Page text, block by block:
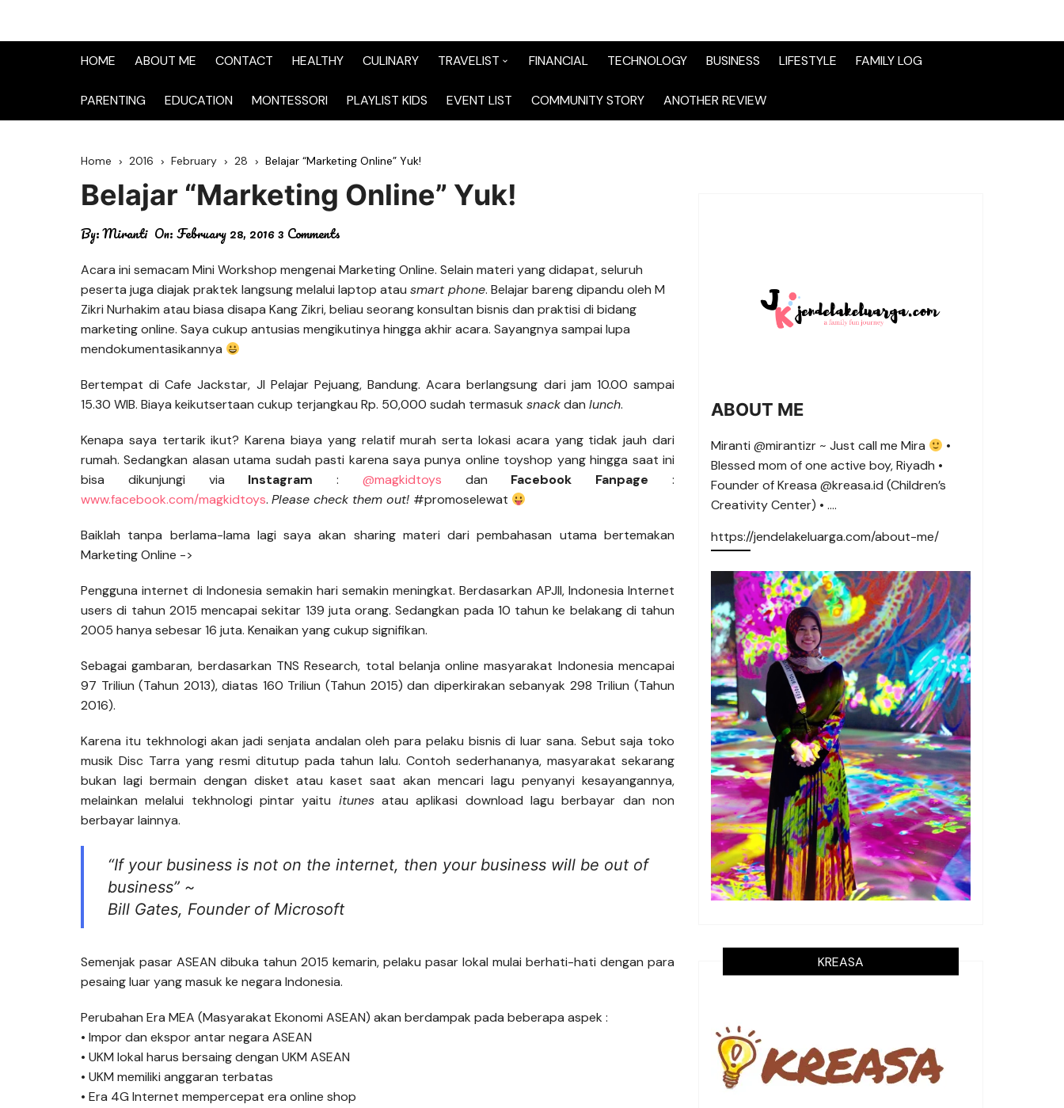
HOME ABOUT ME CONTACT HEALTHY CULINARY TRAVELIST
TraveList Sumatera
TraveList Jawa
TraveList Overseas
FINANCIAL TECHNOLOGY BUSINESS LIFESTYLE FAMILY LOG
PARENTING EDUCATION MONTESSORI PLAYLIST KIDS EVENT LIST COMMUNITY STORY ANOTHER REVIEW
Home 2016 February 28 Belajar “Marketing Online” Yuk!
Belajar “Marketing Online” Yuk!
By:Miranti On:February 28, 20163 Comments
Acara ini semacam Mini Workshop mengenai Marketing Online. Selain materi yang didapat, seluruh
peserta juga diajak praktek langsung melalui laptop atau smart phone. Belajar bareng dipandu oleh M
Zikri Nurhakim atau biasa disapa Kang Zikri, beliau seorang konsultan bisnis dan praktisi di bidang
marketing online. Saya cukup antusias mengikutinya hingga akhir acara. Sayangnya sampai lupa
mendokumentasikannya
Bertempat di Cafe Jackstar, Jl Pelajar Pejuang, Bandung. Acara berlangsung dari jam 10.00 sampai
15.30 WIB. Biaya keikutsertaan cukup terjangkau Rp. 50,000 sudah termasuk snackdan lunch.
Kenapa saya tertarik ikut? Karena biaya yang relatif murah serta lokasi acara yang tidak jauh dari
rumah. Sedangkan alasan utama sudah pasti karena saya punya online toyshop yang hingga saat ini
bisa dikunjungi via Instagram : @magkidtoys dan Facebook Fanpage :
www.facebook.com/magkidtoys. Please check them out! #promoselewat
Baiklah tanpa berlama-lama lagi saya akan sharing materi dari pembahasan utama bertemakan
Marketing Online ->
Pengguna internet di Indonesia semakin hari semakin meningkat. Berdasarkan APJII, Indonesia Internet
users di tahun 2015 mencapai sekitar 139 juta orang. Sedangkan pada 10 tahun ke belakang di tahun
2005 hanya sebesar 16 juta. Kenaikan yang cukup signifikan.
Sebagai gambaran, berdasarkan TNS Research, total belanja online masyarakat Indonesia mencapai
97 Triliun (Tahun 2013), diatas 160 Triliun (Tahun 2015) dan diperkirakan sebanyak 298 Triliun (Tahun
2016).
Karena itu tekhnologi akan jadi senjata andalan oleh para pelaku bisnis di luar sana. Sebut saja toko
musik Disc Tarra yang resmi ditutup pada tahun lalu. Contoh sederhananya, masyarakat sekarang
bukan lagi bermain dengan disket atau kaset saat akan mencari lagu penyanyi kesayangannya,
melainkan melalui tekhnologi pintar yaitu itunesatau aplikasi download lagu berbayar dan non
berbayar lainnya.
“If your business is not on the internet, then your business will be out of
business” ~
Bill Gates, Founder of Microsoft
Semenjak pasar ASEAN dibuka tahun 2015 kemarin, pelaku pasar lokal mulai berhati-hati dengan para
pesaing luar yang masuk ke negara Indonesia.
Perubahan Era MEA (Masyarakat Ekonomi ASEAN) akan berdampak pada beberapa aspek :
• Impor dan ekspor antar negara ASEAN
• UKM lokal harus bersaing dengan UKM ASEAN
• UKM memiliki anggaran terbatas
• Era 4G Internet mempercepat era online shop
ABOUT ME
Miranti @mirantizr ~ Just call me Mira
•
Blessed mom of one active boy, Riyadh •
Founder of Kreasa @kreasa.id (Children’s
Creativity Center) • ….
https://jendelakeluarga.com/about-me/
KREASA